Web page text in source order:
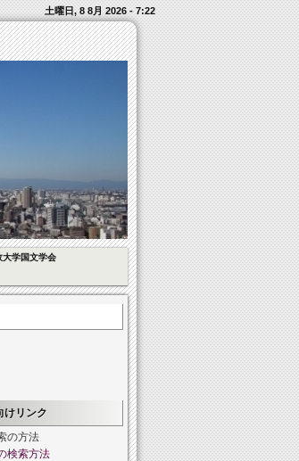
土曜日, 8 8月 2026 - 7:22
大学国文学会
けリンク
の方法
検索方法